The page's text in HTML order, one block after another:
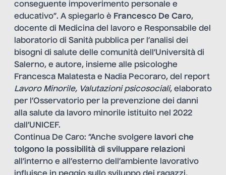
conseguente impoverimento personale e
educativo”. A spiegarlo è Francesco De Caro,
docente di Medicina del lavoro e Responsabile del
laboratorio di Sanità pubblica per l’analisi dei
bisogni di salute delle comunità dell’Università di
Salerno, e autore, insieme alle psicologhe
Francesca Malatesta e Nadia Pecoraro, del report
Lavoro Minorile, Valutazioni psicosociali, elaborato
per l’Osservatorio per la prevenzione dei danni
alla salute da lavoro minorile istituito nel 2022
dall’UNICEF.
Continua De Caro: “Anche svolgere lavori che
tolgono la possibilità di sviluppare relazioni
all’interno e all’esterno dell’ambiente lavorativo